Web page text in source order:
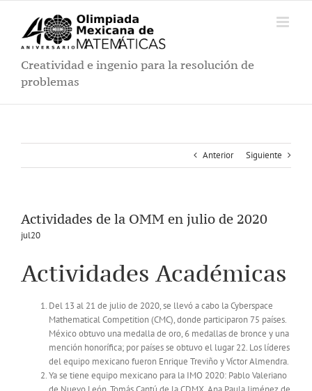
contenido
Creatividad e ingenio para la resolución de
problemas
Anterior Siguiente
Actividades de la OMM en julio de 2020
jul20
Actividades Académicas
Del 13 al 21 de julio de 2020, se llevó a cabo la Cyberspace
Mathematical Competition (CMC), donde participaron 75 países.
México obtuvo una medalla de oro, 6 medallas de bronce y una
mención honorífica; por países se obtuvo el lugar 22. Los líderes
del equipo mexicano fueron Enrique Treviño y Víctor Almendra.
Ya se tiene equipo mexicano para la IMO 2020: Pablo Valeriano